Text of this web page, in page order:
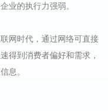
业的执行力强弱。
网时代，通过网络可直接
得到消费者偏好和需求，
息。